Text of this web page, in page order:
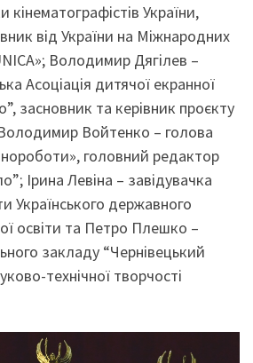
кінематографістів України,
від України на Міжнародних
Володимир Дягілев –
Асоціація дитячої екранної
засновник та керівник проєкту
Войтенко – голова
головний редактор
Ірина Левіна – завідувачка
Українського державного
освіти та Петро Плешко –
закладу “Чернівецький
технічної творчості